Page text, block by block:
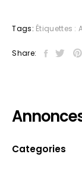
Tags: Étiquettes :
Share:
Categories